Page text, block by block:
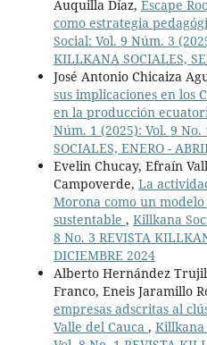
Auquilla Díaz, Escape
como estrategia
Social: Vol. 9 Núm. 3
KILLKANA SOCIALES,
José Antonio Chicaiza
sus implicaciones en los
en la producción
Núm. 1 (2025): Vol. 9
SOCIALES, ENERO -
Evelin Chucay, Efraín
Campoverde, La
Morona como un
sustentable , Killkana
8 No. 3 REVISTA
DICIEMBRE 2024
Alberto Hernández
Franco, Eneis Jaramillo
empresas adscritas al
Valle del Cauca , Killkana